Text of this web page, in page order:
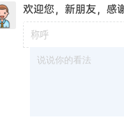
欢迎您，新朋友，感